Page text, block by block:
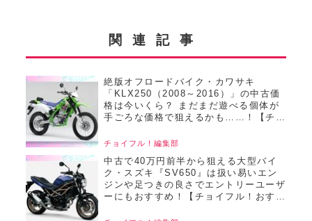
関連記事
絶版オフロードバイク・カワサキ
「KLX250（2008～2016）」の中古価
格は今いくら？ まだまだ遊べる個体が
手ごろな価格で狙えるかも……！【チョ
チ／22025年8月版】
チョイフル！編集部
中古で40万円前半から狙える大型バイ
ク・スズキ『SV650』は扱い易いエン
ジンや足つきの良さでエントリーユーザ
ーにもおすすめ！【チョイフル！おすす